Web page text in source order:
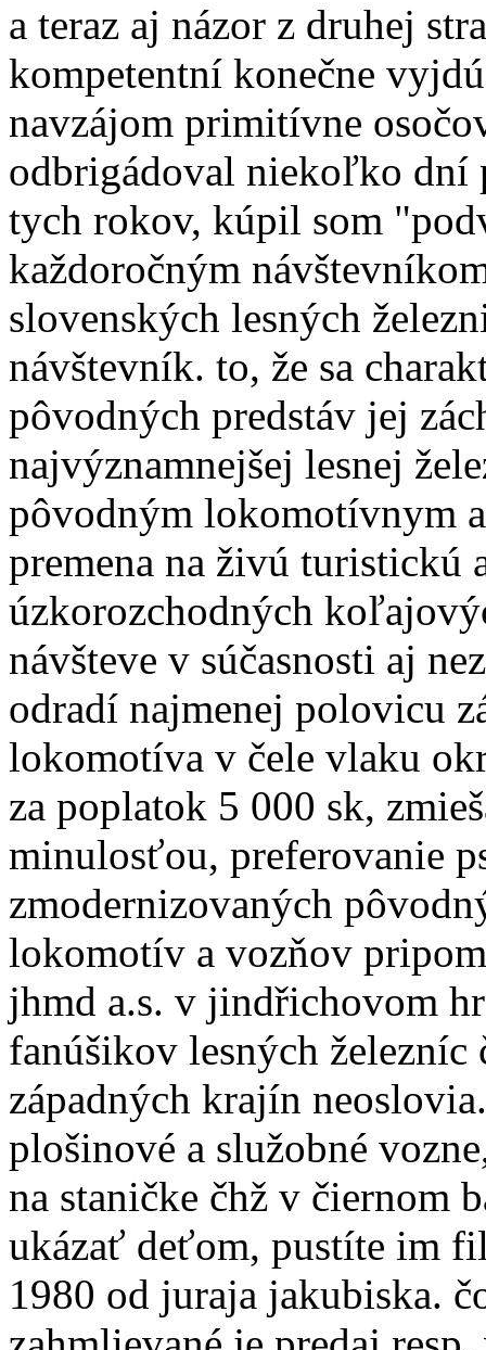
a teraz aj názor z druhej
kompetentní konečne
navzájom primitívne
odbrigádoval niekoľko dní
tych rokov, kúpil som
každoročným
slovenských lesných
návštevník. to, že sa
pôvodných predstáv jej
najvýznamnejšej lesnej
pôvodným lokomotívnym
premena na živú turistickú
úzkorozchodných
návšteve v súčasnosti aj
odradí najmenej polovicu
lokomotíva v čele vlaku
za poplatok 5 000 sk,
minulosťou, preferovanie
zmodernizovaných
lokomotív a vozňov
jhmd a.s. v jindřichovom
fanúšikov lesných železníc
západných krajín
plošinové a služobné
na staničke čhž v čiernom
ukázať deťom, pustíte im
1980 od juraja jakubiska.